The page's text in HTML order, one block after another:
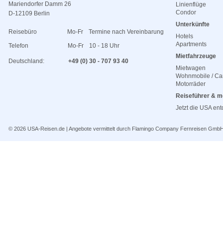
Mariendorfer Damm 26
D-12109 Berlin
Reisebüro Mo-Fr
Termine nach Vereinbarung
Telefon
Mo-Fr 10 - 18 Uhr
Deutschland: +49 (0) 30 - 707 93 40
Linienflüge
Condor
Unterkünfte
Hotels
Apartments
Mietfahrzeuge
Mietwagen
Wohnmobile /
Motorräder
Reiseführer &
Jetzt die USA
© 2026 USA-Reisen.de | Angebote vermittelt durch Flamingo Company Fernreisen